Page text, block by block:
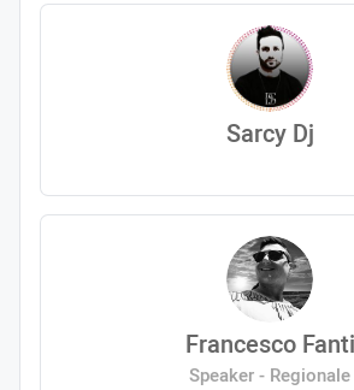
Sarcy Dj
Francesco Fanti
Speaker - Regionale